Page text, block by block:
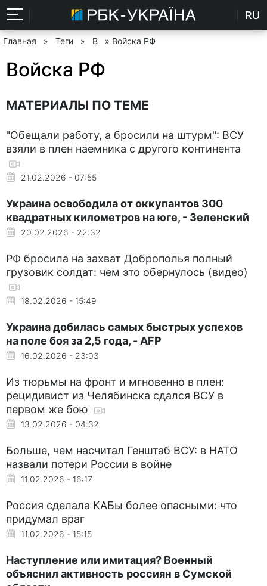
RU
Главная » Теги » В » Войска РФ
Войска РФ
МАТЕРИАЛЫ ПО ТЕМЕ
"Обещали работу, а бросили на штурм": ВСУ
взяли в плен наемника с другого континента
21.02.2026 - 07:55
Украина освободила от оккупантов 300
квадратных километров на юге, - Зеленский
20.02.2026 - 22:32
РФ бросила на захват Доброполья полный
грузовик солдат: чем это обернулось (видео)
18.02.2026 - 15:49
Украина добилась самых быстрых успехов
на поле боя за 2,5 года, - AFP
16.02.2026 - 23:03
Из тюрьмы на фронт и мгновенно в плен:
рецидивист из Челябинска сдался ВСУ в
первом же бою
13.02.2026 - 04:32
Больше, чем насчитал Генштаб ВСУ: в НАТО
назвали потери России в войне
11.02.2026 - 16:17
Россия сделала КАБы более опасными: что
придумал враг
11.02.2026 - 15:15
Наступление или имитация? Военный
объяснил активность россиян в Сумской